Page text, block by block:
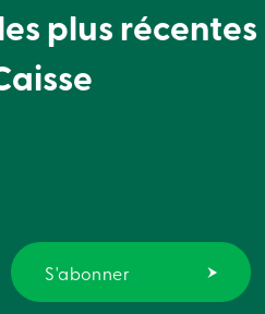
plus récentes